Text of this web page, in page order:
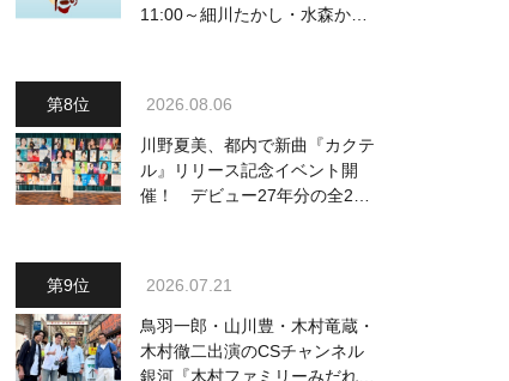
11:00～細川たかし・水森かお
2026.08.06
川野夏美、都内で新曲『カクテ
ル』リリース記念イベント開
催！ デビュー27年分の全280
2026.07.21
鳥羽一郎・山川豊・木村竜蔵・
木村徹二出演のCSチャンネル
銀河『木村ファミリーみだれ旅